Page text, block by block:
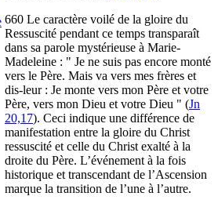
660 Le caractère voilé de la gloire du
Ressuscité pendant ce temps transparaît
dans sa parole mystérieuse à Marie-
Madeleine : " Je ne suis pas encore monté
vers le Père. Mais va vers mes frères et
dis-leur : Je monte vers mon Père et votre
Père, vers mon Dieu et votre Dieu " (Jn
20,17). Ceci indique une différence de
manifestation entre la gloire du Christ
ressuscité et celle du Christ exalté à la
droite du Père. L’événement à la fois
historique et transcendant de l’Ascension
marque la transition de l’une à l’autre.